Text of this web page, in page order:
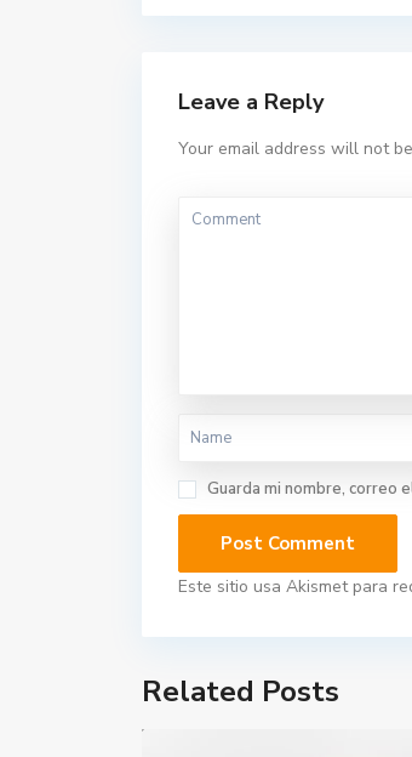
Leave a Reply
Your email address will not
Guarda mi nombre, correo
Este sitio usa Akismet para
Related Posts